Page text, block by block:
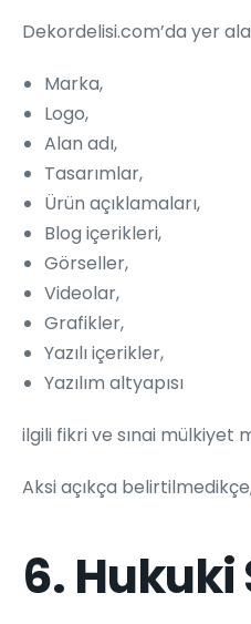
Dekordelisi.com’da yer
Marka,
Logo,
Alan adı,
Tasarımlar,
Ürün açıklamaları,
Blog içerikleri,
Görseller,
Videolar,
Grafikler,
Yazılı içerikler,
Yazılım altyapısı
ilgili fikri ve sınai mülkiyet
Aksi açıkça
6.